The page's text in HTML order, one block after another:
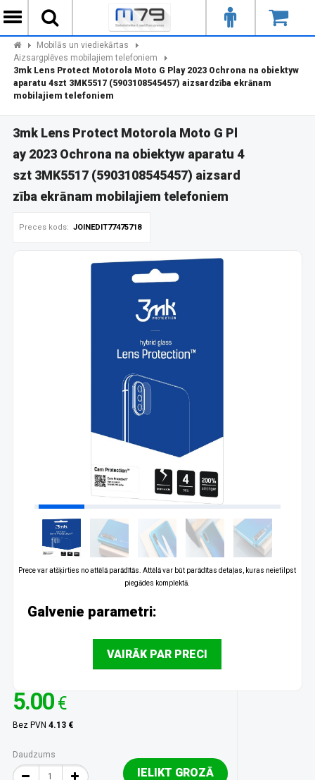
Mobilās un viediekārtas
Aizsargplēves mobilajiem telefoniem
3mk Lens Protect Motorola Moto G Play 2023 Ochrona na obiektyw
aparatu 4szt 3MK5517 (5903108545457) aizsardzība ekrānam
mobilajiem telefoniem
3mk Lens Protect Motorola Moto G Pl
ay 2023 Ochrona na obiektyw aparatu 4
szt 3MK5517 (5903108545457) aizsard
zība ekrānam mobilajiem telefoniem
Preces kods: JOINEDIT77475718
Prece var atšķirties no attēlā parādītās. Attēlā var būt parādītas detaļas, kuras neietilpst
piegādes komplektā.
Galvenie parametri:
VAIRĀK PAR PRECI
5.00 €
Bez PVN 4.13 €
Daudzums
IELIKT GROZĀ